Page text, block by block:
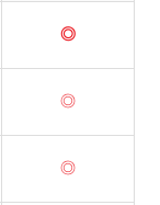
◎
◎
◎